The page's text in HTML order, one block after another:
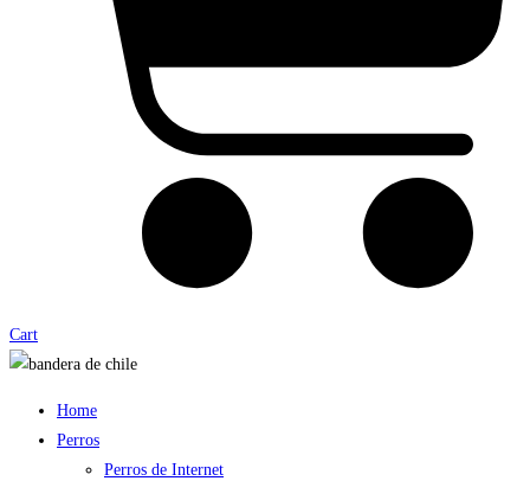
Cart
Home
Perros
Perros de Internet